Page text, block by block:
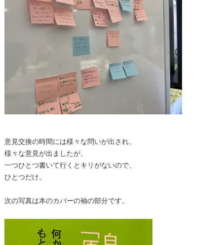
意見交換の時間には様々な問いが出され、
様々な意見が出ましたが、
一つひとつ書いて行くとキリがないので、
ひとつだけ。
次の写真は本のカバーの袖の部分です。